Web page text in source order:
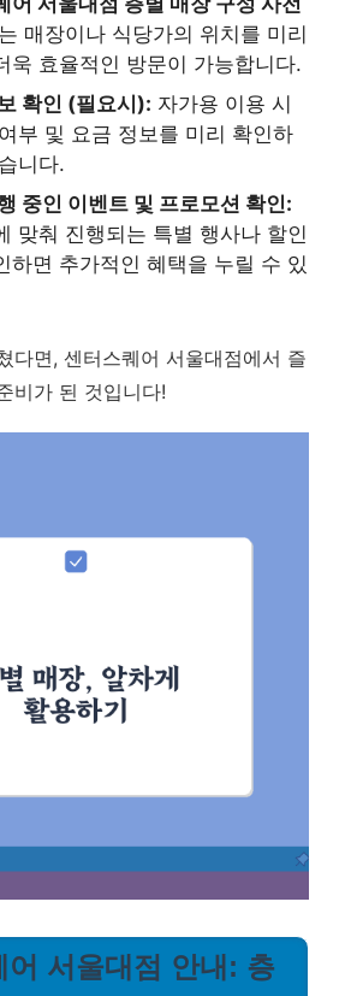
매장이나 식당가의 위치를 미리
욱 효율적인 방문이 가능합니다.
확인 (필요시): 자가용 이용 시
부 및 요금 정보를 미리 확인하
니다.
중인 이벤트 및 프로모션 확인:
맞춰 진행되는 특별 행사나 할인
하면 추가적인 혜택을 누릴 수 있
다면, 센터스퀘어 서울대점에서 즐
비가 된 것입니다!
어 서울대점 안내: 층